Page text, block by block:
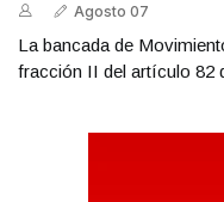
Agosto 07
La bancada de
fracción II del artículo 82